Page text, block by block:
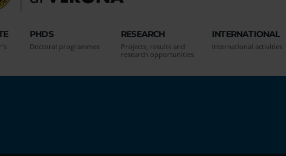
PHDS
Doctoral programmes
RESEARCH
Projects, results and
research opportunities
INTERNATIONAL
International activities